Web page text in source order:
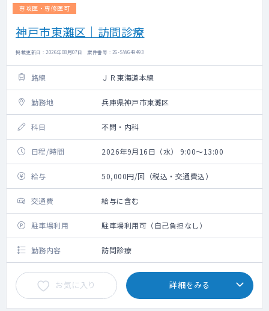
専攻医・専修医可
神戸市東灘区｜訪問診療
掲載更新日 : 2026年08月07日 案件番号 : 26-SW649493
路線 ＪＲ東海道本線
勤務地 兵庫県神戸市東灘区
科目 不問・内科
日程/時間 2026年9月16日（水） 9:00～13:00
給与 50,000円/回（税込・交通費込）
交通費 給与に含む
駐車場利用 駐車場利用可（自己負担なし）
勤務内容 訪問診療
お気に入り 詳細をみる